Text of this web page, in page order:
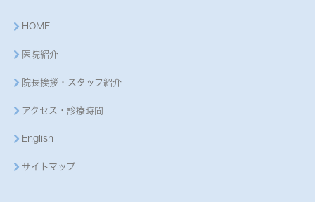
HOME
医院紹介
院長挨拶・スタッフ紹介
アクセス・診療時間
English
サイトマップ